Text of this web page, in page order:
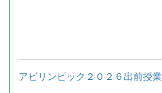
アビリンピック２０２６出前授業